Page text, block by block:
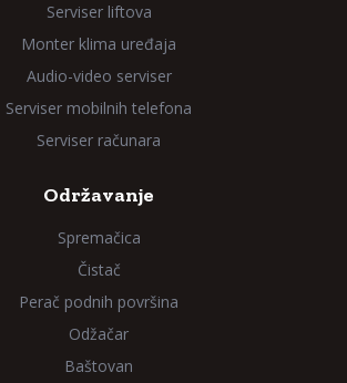
Serviser liftova
Monter klima uređaja
Audio-video serviser
Serviser mobilnih telefona
Serviser računara
Održavanje
Spremačica
Čistač
Perač podnih površina
Odžačar
Baštovan